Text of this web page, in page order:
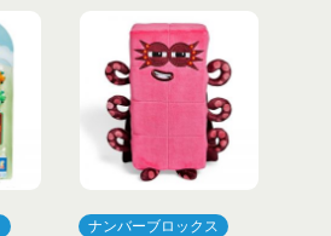
ナンバーブロックス